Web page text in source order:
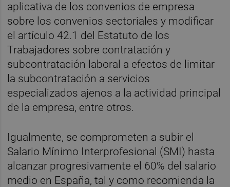
aplicativa de los convenios de empresa
sobre los convenios sectoriales y modificar
el artículo 42.1 del Estatuto de los
Trabajadores sobre contratación y
subcontratación laboral a efectos de limitar
la subcontratación a servicios
especializados ajenos a la actividad principal
de la empresa, entre otros.
Igualmente, se comprometen a subir el
Salario Mínimo Interprofesional (SMI) hasta
alcanzar progresivamente el 60% del salario
medio en España, tal y como recomienda la